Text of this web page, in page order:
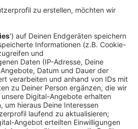
sollen vor rund einem Jahr fünf
und dabei zwischen 200 und
Dazu hätten sie Mitarbeiter
bedroht. Beim Ältesten
im Wert von über 1600 Euro
damit nicht genug: Bei der
Polizisten bespuckt und in